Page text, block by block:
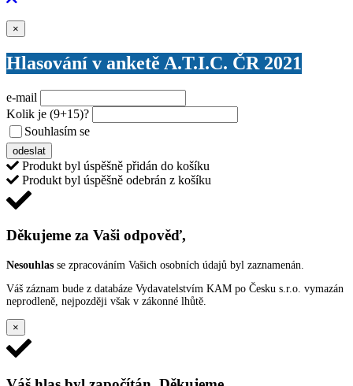
×
Hlasování v anketě A.T.I.C. ČR 2021
e-mail
Kolik je (9+15)?
Souhlasím se
odeslat
Produkt byl úspěšně přidán do košíku
Produkt byl úspěšně odebrán z košíku
Děkujeme za Vaši odpověď,
Nesouhlas se zpracováním Vašich osobních údajů byl zaznamenán.
Váš záznam bude z databáze Vydavatelstvím KAM po Česku s.r.o. vymazán
neprodleně, nejpozději však v zákonné lhůtě.
×